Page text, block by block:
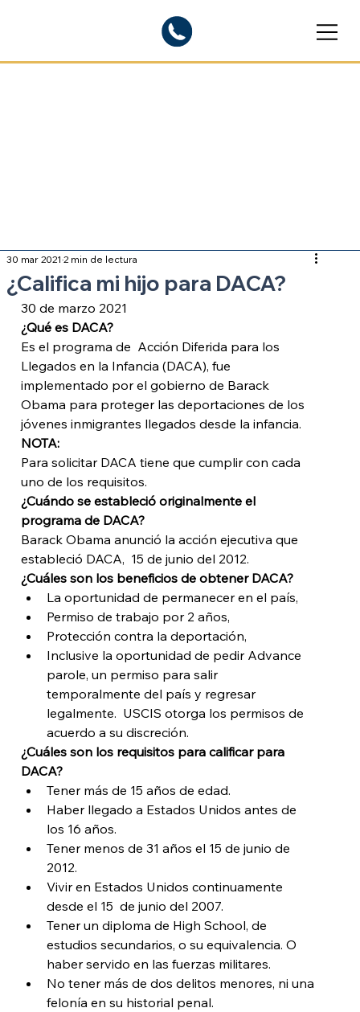
¿Califica mi hijo para DACA?
30 mar 2021 2 min de lectura
30 de marzo 2021
¿Qué es DACA?
Es el programa de  Acción Diferida para los
Llegados en la Infancia (DACA), fue
implementado por el gobierno de Barack
Obama para proteger las deportaciones de los
jóvenes inmigrantes llegados desde la infancia.
NOTA:
Para solicitar DACA tiene que cumplir con cada
uno de los requisitos.
¿Cuándo se estableció originalmente el
programa de DACA?
Barack Obama anunció la acción ejecutiva que
estableció DACA,  15 de junio del 2012.
¿Cuáles son los beneficios de obtener DACA?
La oportunidad de permanecer en el país,
Permiso de trabajo por 2 años,
Protección contra la deportación,
Inclusive la oportunidad de pedir Advance
parole, un permiso para salir
temporalmente del país y regresar
legalmente.  USCIS otorga los permisos de
acuerdo a su discreción.
¿Cuáles son los requisitos para calificar para
DACA?
Tener más de 15 años de edad.
Haber llegado a Estados Unidos antes de
los 16 años.
Tener menos de 31 años el 15 de junio de
2012.
Vivir en Estados Unidos continuamente
desde el 15  de junio del 2007.
Tener un diploma de High School, de
estudios secundarios, o su equivalencia. O
haber servido en las fuerzas militares.
No tener más de dos delitos menores, ni una
felonía en su historial penal.